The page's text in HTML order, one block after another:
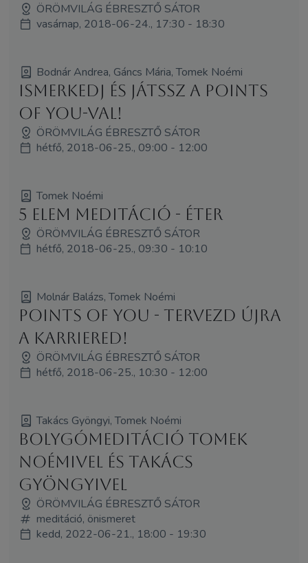
ÖRÖMVILÁG ÉBRESZTŐ SÁTOR
vasárnap, 2018-06-24., 17:30 - 18:30
Bodnár Andrea, Gáncs Mária, Tomek Noémi
Ismerkedj és játssz a Points
of You-val!
ÖRÖMVILÁG ÉBRESZTŐ SÁTOR
hétfő, 2018-06-25., 09:00 - 12:00
Tomek Noémi
5 elem meditáció - Éter
ÖRÖMVILÁG ÉBRESZTŐ SÁTOR
hétfő, 2018-06-25., 09:30 - 10:10
Molnár Balázs, Tomek Noémi
Points of You - Tervezd újra
a karriered!
ÖRÖMVILÁG ÉBRESZTŐ SÁTOR
hétfő, 2018-06-25., 10:30 - 12:00
Takács Gyöngyi, Tomek Noémi
Bolygómeditáció Tomek
Noémivel és Takács
Gyöngyivel
ÖRÖMVILÁG ÉBRESZTŐ SÁTOR
meditáció, önismeret
kedd, 2022-06-21., 18:00 - 19:30